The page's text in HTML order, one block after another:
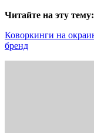
Читайте на эту тему:
Коворкинги на
бренд